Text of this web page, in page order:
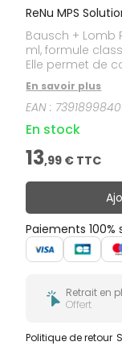
ReNu MPS
Bausch + Lomb
ml, formule
Elle permet de
contact
inclus.
En savoir plus
EAN :
En stock
13,99 € TTC
Paiements 100%
Retrait en
Offert
Politique de retour